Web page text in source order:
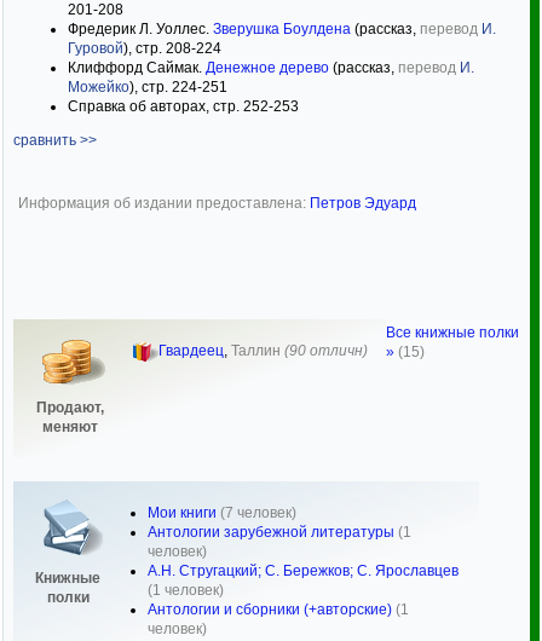
201-208
Фредерик Л. Уоллес. Зверушка Боулдена (рассказ, перевод И.
Гуровой), стр. 208-224
Клиффорд Саймак. Денежное дерево (рассказ, перевод И.
Можейко), стр. 224-251
Справка об авторах, стр. 252-253
сравнить >>
Информация об издании предоставлена: Петров Эдуард
Продают,
меняют
Гвардеец, Таллин (90 отличн)
Книжные
полки
Мои книги (7 человек)
Антологии зарубежной литературы (1
человек)
А.Н. Стругацкий; С. Бережков; С. Ярославцев
(1 человек)
Антологии и сборники (+авторские) (1
человек)
Все книжные полки
» (15)